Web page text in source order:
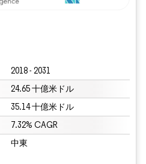
2018 - 2031
24.65 十億米ドル
35.14 十億米ドル
7.32% CAGR
中東